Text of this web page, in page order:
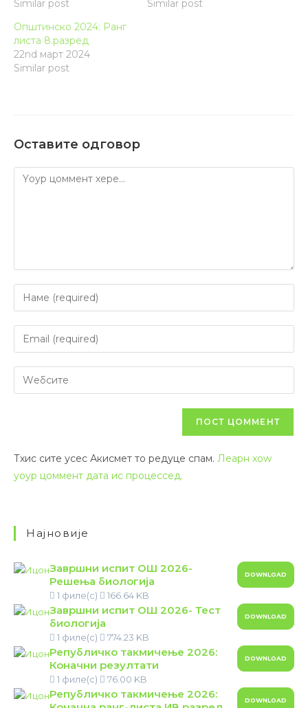
Similar post
Similar post
Општинско 2024: Ранг
листа 8.разред
22nd март 2024
Similar post
Оставите одговор
Тхис сите усес Акисмет то редуце спам. Леарн хоw
yоур цоммент дата ис процессед.
Најновије
Завршни испит ОШ 2026-
Решења биологија
1 филе(с) 166.64 KB
DOWNLOAD
Завршни испит ОШ 2026- Тест
биологија
1 филе(с) 774.23 KB
DOWNLOAD
Републичко такмичење 2026:
Коначни резултати
1 филе(с) 76.00 KB
DOWNLOAD
Републичко такмичење 2026:
DOWNLOAD